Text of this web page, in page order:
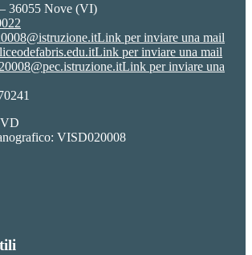
36055 Nove (VI)
Link per inviare una mail
Link per inviare una mail
Link per inviare una
VISD020008